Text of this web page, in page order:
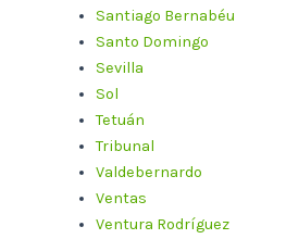
Santiago Bernabéu
Santo Domingo
Sevilla
Sol
Tetuán
Tribunal
Valdebernardo
Ventas
Ventura Rodríguez